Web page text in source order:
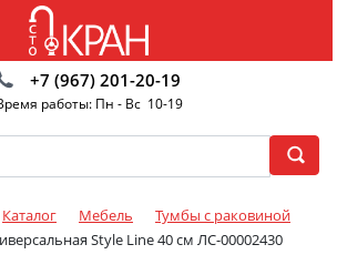
+7 (967) 201-20-19
работы: Пн - Вс 10-19
Каталог Мебель
Тумбы с раковиной
Style Line 40 см ЛС-00002430